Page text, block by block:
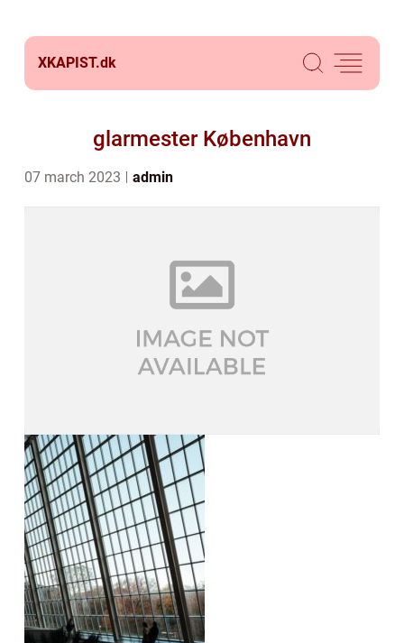
XKAPIST.dk
glarmester København
07 march 2023 admin